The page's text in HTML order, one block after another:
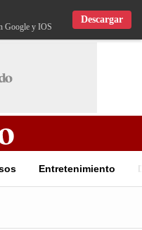
Google y IOS
Descargar
Entretenimiento